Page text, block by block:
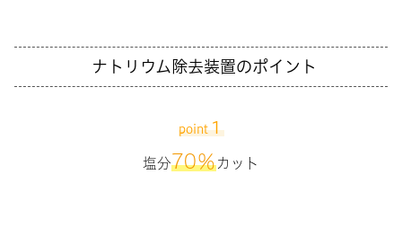
ナトリウム除去装置のポイント
point１
塩分70％カット